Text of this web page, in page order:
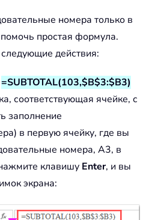
номера только в
простая формула.
действия:
=SUBTOTAL(103,$B$3:$B3)
соответствующая ячейке, с
заполнение
в первую ячейку, где вы
номера, A3, в
клавишу Enter, и вы
экрана: